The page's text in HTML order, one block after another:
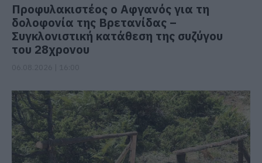
Προφυλακιστέος ο Αφγανός για τη
δολοφονία της Βρετανίδας –
Συγκλονιστική κατάθεση της συζύγου
του 28χρονου